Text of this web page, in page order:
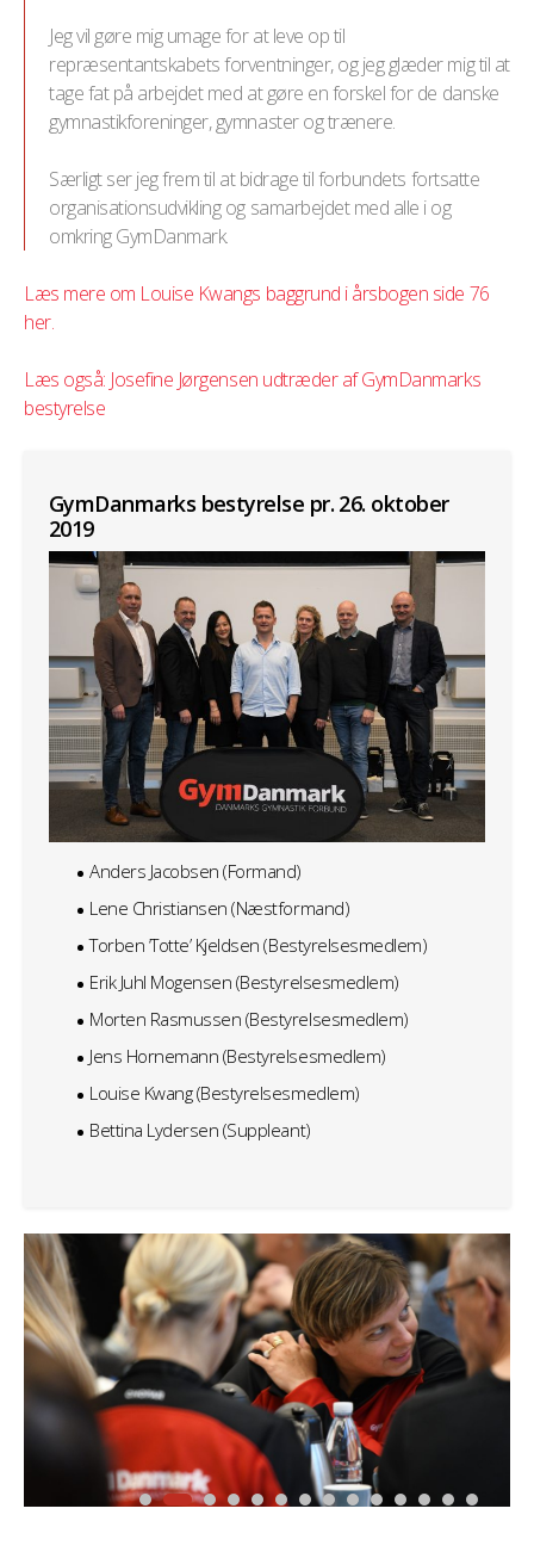
Jeg vil gøre mig umage for at leve op til
repræsentantskabets forventninger, og jeg glæder mig til at
tage fat på arbejdet med at gøre en forskel for de danske
gymnastikforeninger, gymnaster og trænere.
Særligt ser jeg frem til at bidrage til forbundets fortsatte
organisationsudvikling og samarbejdet med alle i og
omkring GymDanmark.
Læs mere om Louise Kwangs baggrund i årsbogen side 76
her.
Læs også: Josefine Jørgensen udtræder af GymDanmarks
bestyrelse
GymDanmarks bestyrelse pr. 26. oktober
2019
Anders Jacobsen (Formand)
Lene Christiansen (Næstformand)
Torben ‘Totte’ Kjeldsen (Bestyrelsesmedlem)
Erik Juhl Mogensen (Bestyrelsesmedlem)
Morten Rasmussen (Bestyrelsesmedlem)
Jens Hornemann (Bestyrelsesmedlem)
Louise Kwang (Bestyrelsesmedlem)
Bettina Lydersen (Suppleant)